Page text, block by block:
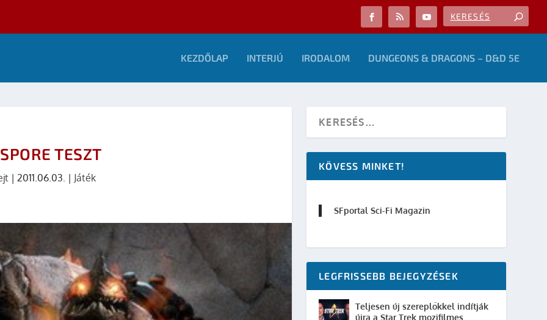
KEZDŐLAP INTERJÚ IRODALOM DUNGEONS & DRAGONS – D&D 5E
TESZT
|2011.06.03. | Játék
KÖVESS MINKET!
SFportal Sci-Fi Magazin
LEGFRISSEBB BEJEGYZÉSEK
Teljesen új szereplőkkel indítják
újra a Star Trek mozifilmes